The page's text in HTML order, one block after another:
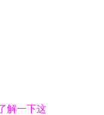
解一下这